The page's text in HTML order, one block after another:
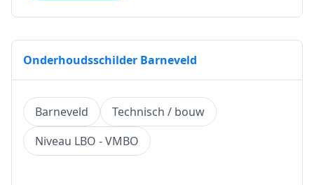
Onderhoudsschilder Barneveld
Barneveld
Technisch / bouw
Niveau LBO - VMBO